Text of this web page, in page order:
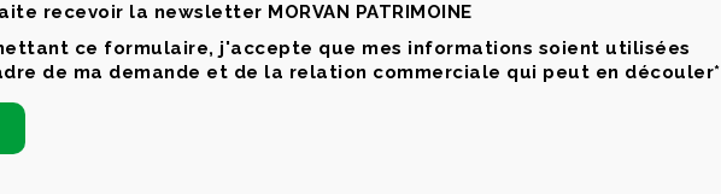
recevoir la newsletter MORVAN PATRIMOINE
ce formulaire, j'accepte que mes informations soient utilisées
de ma demande et de la relation commerciale qui peut en découler*